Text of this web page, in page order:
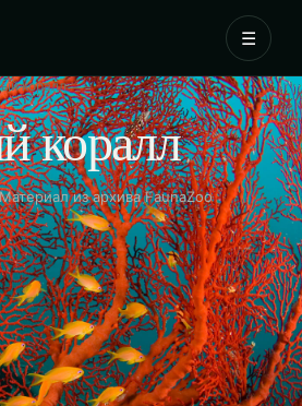
☰
коралл
коралл
Материал из архива FaunaZoo